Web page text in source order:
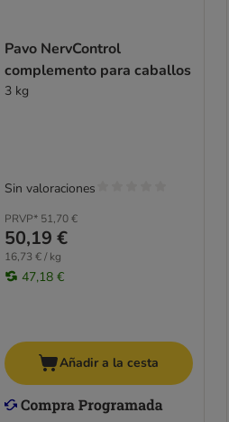
Pavo NervControl
complemento para caballos
3 kg
PRVP* 51,70 €
50,19 €
16,73 € / kg
47,18 €
Sin valoraciones
Añadir a la cesta